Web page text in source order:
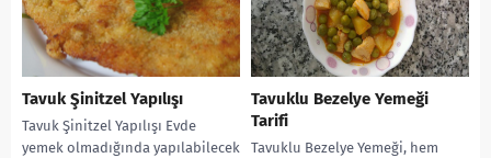
Tavuk Şinitzel Yapılışı
Tavuk Şinitzel Yapılışı Evde
yemek olmadığında yapılabilecek
Tavuklu Bezelye Yemeği
Tarifi
Tavuklu Bezelye Yemeği, hem